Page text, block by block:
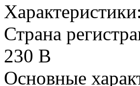
Характеристики:
Страна
230 В
Основные